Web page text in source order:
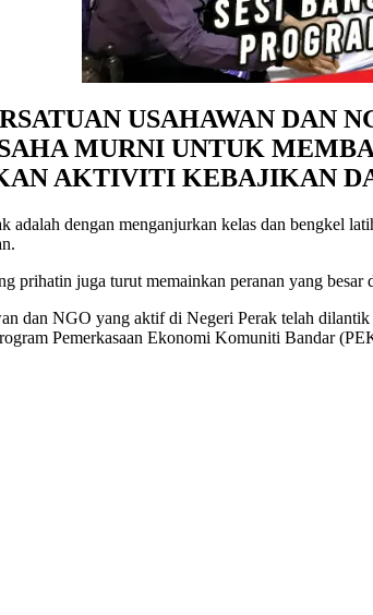
USAHAWAN DAN
MURNI UNTUK
AKTIVITI KEBAJIKAN
dengan menganjurkan kelas dan bengkel
prihatin juga turut memainkan peranan yang
dan NGO yang aktif di Negeri Perak telah
Pemerkasaan Ekonomi Komuniti Bandar